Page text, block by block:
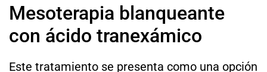
Mesoterapia blanqueante
con ácido tranexámico
Este tratamiento se presenta como una opción